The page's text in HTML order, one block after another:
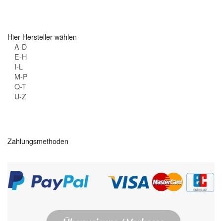
Hier Hersteller wählen
A-D
E-H
I-L
M-P
Q-T
U-Z
Zahlungsmethoden